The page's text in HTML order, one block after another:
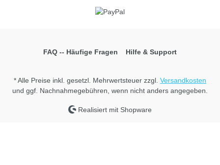
FAQ -- Häufige Fragen Hilfe & Support
* Alle Preise inkl. gesetzl. Mehrwertsteuer zzgl. Versandkosten
und ggf. Nachnahmegebühren, wenn nicht anders angegeben.
Realisiert mit Shopware